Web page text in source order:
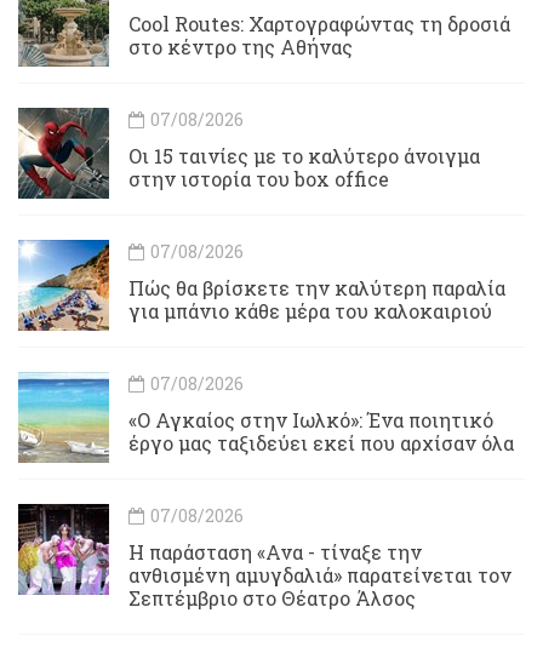
Cool Routes: Χαρτογραφώντας τη δροσιά
στο κέντρο της Αθήνας
07/08/2026
Οι 15 ταινίες με το καλύτερο άνοιγμα
στην ιστορία του box office
07/08/2026
Πώς θα βρίσκετε την καλύτερη παραλία
για μπάνιο κάθε μέρα του καλοκαιριού
07/08/2026
«Ο Αγκαίος στην Ιωλκό»: Ένα ποιητικό
έργο μας ταξιδεύει εκεί που αρχίσαν όλα
07/08/2026
Η παράσταση «Ανα - τίναξε την
ανθισμένη αμυγδαλιά» παρατείνεται τον
Σεπτέμβριο στο Θέατρο Άλσος